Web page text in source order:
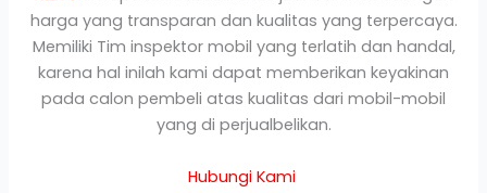
harga yang transparan dan kualitas yang terpercaya.
Memiliki Tim inspektor mobil yang terlatih dan handal,
karena hal inilah kami dapat memberikan keyakinan
pada calon pembeli atas kualitas dari mobil-mobil
yang di perjualbelikan.
Hubungi Kami